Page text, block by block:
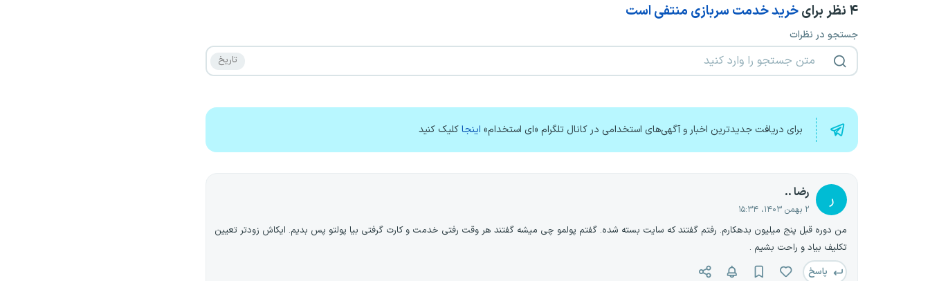
۴ نظر برایخرید خدمت سربازی منتفی است
جستجو در نظرات
برای دریافت جدیدترین اخبار و آگهی‌های استخدامی در کانال تلگرام «ای استخدام» اینجاکلیک کنید
ر رضا ..
۲ بهمن ۱۴۰۳، ۱۵:۳۴
من دوره قبل پنج میلیون بدهکارم. رفتم گفتند که سایت بسته شده. گفتم پولمو چی میشه گفتند هر وقت رفتی خدمت و کارت گرفتی بیا پولتو پس بدیم. ایکاش زودتر تعیین
تکلیف بیاد و راحت بشیم .
پاسخ